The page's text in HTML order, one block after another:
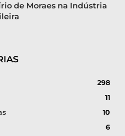
de Moraes na Indústria
298
11
10
6